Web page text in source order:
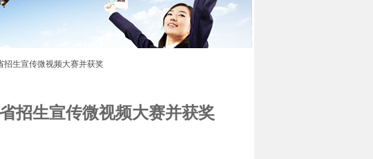
生宣传微视频大赛并获奖
招生宣传微视频大赛并获奖